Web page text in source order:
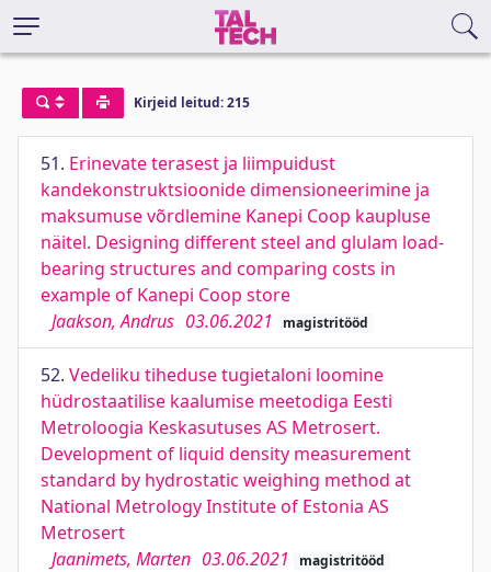
Kirjeid leitud: 215
51. Erinevate terasest ja liimpuidust
kandekonstruktsioonide dimensioneerimine ja
maksumuse võrdlemine Kanepi Coop kaupluse
näitel. Designing different steel and glulam load-
bearing structures and comparing costs in
example of Kanepi Coop store
Jaakson, Andrus 03.06.2021 magistritööd
52. Vedeliku tiheduse tugietaloni loomine
hüdrostaatilise kaalumise meetodiga Eesti
Metroloogia Keskasutuses AS Metrosert.
Development of liquid density measurement
standard by hydrostatic weighing method at
National Metrology Institute of Estonia AS
Metrosert
Jaanimets, Marten 03.06.2021 magistritööd